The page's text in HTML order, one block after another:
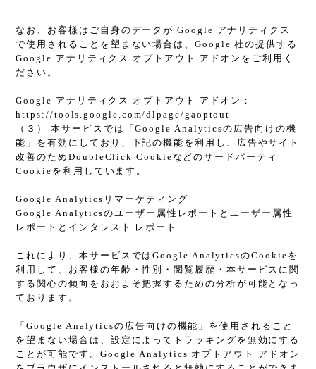
なお、お客様はご自身のデータが Google アナリティクス
で使用されることを望まない場合は、Google 社の提供する
Google アナリティクス オプトアウト アドオンをご利用く
ださい。
Google アナリティクス オプトアウト アドオン：
https://tools.google.com/dlpage/gaoptout
（３） 本サービスでは「Google Analyticsの広告向けの機
能」を有効にしており、下記の機能を利用し、広告やサイト
改善のためDoubleClick Cookieなどのサードパーティ
Cookieを利用しています。
Google Analyticsリマーケティング
Google Analyticsのユーザー属性レポートとユーザー属性
レポートとインタレスト レポート
これにより、本サービスではGoogle AnalyticsのCookieを
利用して、お客様の年齢・性別・閲覧履歴・本サービスに関
する関心の傾向をおおよそ把握するための分析が可能となっ
ております。
「Google Analyticsの広告向けの機能」を使用されること
を望まない場合は、設定によってトラッキングを無効にする
ことが可能です。Google Analytics オプトアウト アドオン